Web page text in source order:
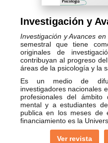
Investigación y
Investigación y Avances en
semestral que tiene
originales de
contribuyan al progreso
áreas de la psicología y la
Es un medio de
investigadores nacionales
profesionales del
mental y a estudiantes
publica en los meses
financiamiento es la
Ver revista